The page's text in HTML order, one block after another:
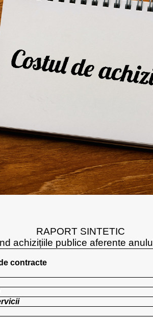
RAPORT SINTETIC
achizițiile publice aferente
contracte